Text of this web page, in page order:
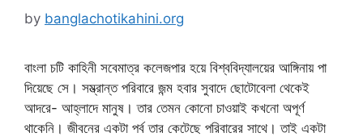
by banglachotikahini.org
বাংলা চটি কাহিনী সবেমাত্র কলেজপার হয়ে বিশ্ববিদ্যালয়ের আঙ্গিনায় পা
দিয়েছে সে। সম্ভ্রান্ত পরিবারে জন্ম হবার সুবাদে ছোটোবেলা থেকেই
আদরে- আহ্লাদে মানুষ। তার তেমন কোনো চাওয়াই কখনো অপূর্ণ
থাকেনি। জীবনের একটা পর্ব তার কেটেছে পরিবারের সাথে। তাই একটা